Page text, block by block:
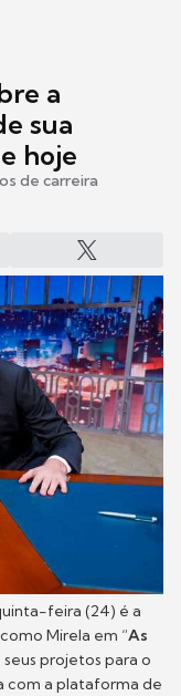
a
sua
hoje
de carreira
feira (24) é a
Mirela em “As
seus projetos para o
com a plataforma de